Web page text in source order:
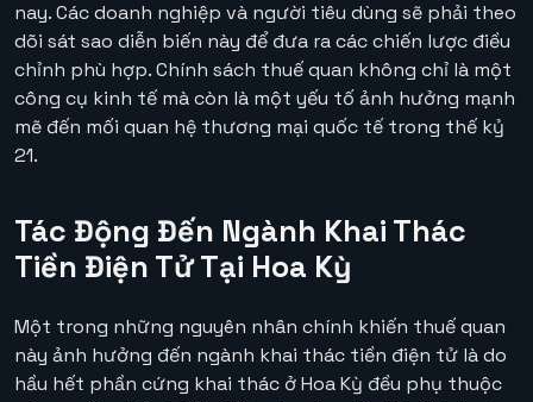
nay. Các doanh nghiệp và người tiêu dùng sẽ phải theo
dõi sát sao diễn biến này để đưa ra các chiến lược điều
chỉnh phù hợp. Chính sách thuế quan không chỉ là một
công cụ kinh tế mà còn là một yếu tố ảnh hưởng mạnh
mẽ đến mối quan hệ thương mại quốc tế trong thế kỷ
21.
Tác Động Đến Ngành Khai Thác
Tiền Điện Tử Tại Hoa Kỳ
Một trong những nguyên nhân chính khiến thuế quan
này ảnh hưởng đến ngành khai thác tiền điện tử là do
hầu hết phần cứng khai thác ở Hoa Kỳ đều phụ thuộc